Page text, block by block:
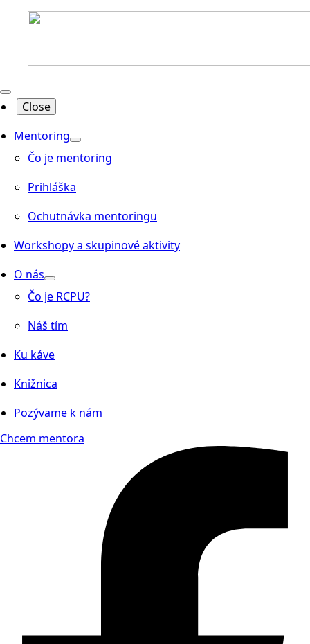
Close
Mentoring
Čo je mentoring
Prihláška
Ochutnávka mentoringu
Workshopy a skupinové aktivity
O nás
Čo je RCPU?
Náš tím
Ku káve
Knižnica
Pozývame k nám
Chcem mentora